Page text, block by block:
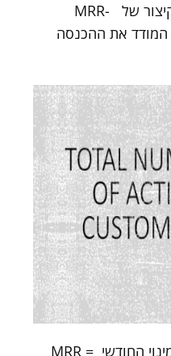
MRR הינו KPI בסיסי וחשוב ביותר המודד את ההכנסות החודשיות ממינויים. MRR הינו קיצור של MRR-
Monthly Recurring Revenue והוא אחיו הקטן ARR-Annual Recurring Revenue המודד את ההכנסה